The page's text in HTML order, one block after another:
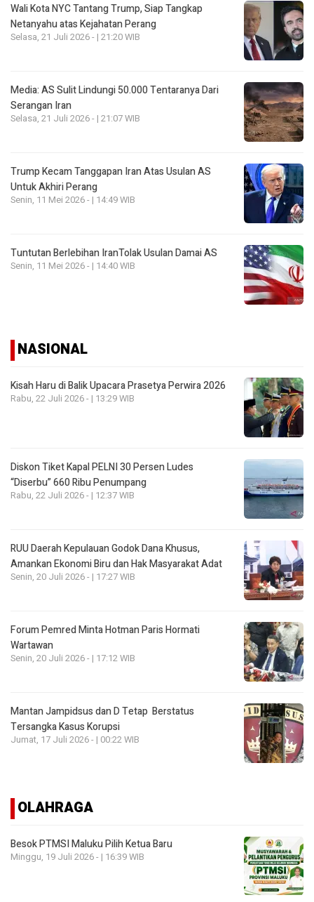
Wali Kota NYC Tantang Trump, Siap Tangkap
Netanyahu atas Kejahatan Perang
Selasa, 21 Juli 2026 - | 21:20 WIB
Media: AS Sulit Lindungi 50.000 Tentaranya Dari
Serangan Iran
Selasa, 21 Juli 2026 - | 21:07 WIB
Trump Kecam Tanggapan Iran Atas Usulan AS
Untuk Akhiri Perang
Senin, 11 Mei 2026 - | 14:49 WIB
Tuntutan Berlebihan IranTolak Usulan Damai AS
Senin, 11 Mei 2026 - | 14:40 WIB
NASIONAL
Kisah Haru di Balik Upacara Prasetya Perwira 2026
Rabu, 22 Juli 2026 - | 13:29 WIB
Diskon Tiket Kapal PELNI 30 Persen Ludes
“Diserbu” 660 Ribu Penumpang
Rabu, 22 Juli 2026 - | 12:37 WIB
RUU Daerah Kepulauan Godok Dana Khusus,
Amankan Ekonomi Biru dan Hak Masyarakat Adat
Senin, 20 Juli 2026 - | 17:27 WIB
Forum Pemred Minta Hotman Paris Hormati
Wartawan
Senin, 20 Juli 2026 - | 17:12 WIB
Mantan Jampidsus dan D Tetap Berstatus
Tersangka Kasus Korupsi
Jumat, 17 Juli 2026 - | 00:22 WIB
OLAHRAGA
Besok PTMSI Maluku Pilih Ketua Baru
Minggu, 19 Juli 2026 - | 16:39 WIB